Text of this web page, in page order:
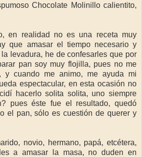
Chocolate Molinillo calientito,
en realidad no es una receta muy
que amasar el tiempo necesario y
levadura, he de confesarles que por
pan soy muy flojilla, pues no me
y cuando me animo, me ayuda mi
espectacular, en esta ocasión no
hacerlo solita solita, uno siempre
pues éste fue el resultado, quedó
el pan, sólo es cuestión de querer y
novio, hermano, papá, etcétera,
a amasar la masa, no duden en